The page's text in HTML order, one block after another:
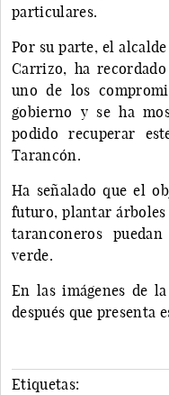
particulares.
Por su parte, el
Carrizo, ha
uno de los
gobierno y se ha
podido recuperar
Tarancón.
Ha señalado que el
futuro, plantar árboles
taranconeros
verde.
En las imágenes de
después que presenta
Etiquetas: